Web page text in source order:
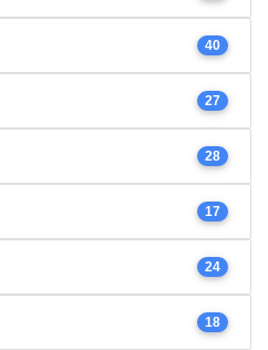
40
27
28
17
24
18